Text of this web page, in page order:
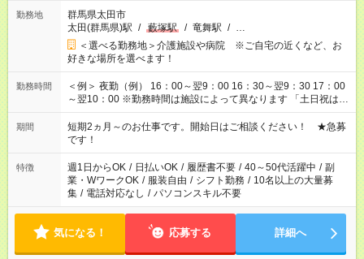
勤務地
群馬県太田市
太田(群馬県)駅 / 藪塚駅 / 竜舞駅 / …
＜選べる勤務地＞介護施設や病院 ※ご自宅の近くなど、お
好きな場所を選べます！
勤務時間
＜例＞ 夜勤（例） 16：00～翌9：00 16：30～翌9：30 17：00
～翌10：00 ※勤務時間は施設によって異なります 「土日祝は休
みたい」 「しっかり稼ぎたい」 「もう少し遅い時間から始めた
い」など ご希望にあったお仕事をご案内いたします。 ※未経験
の方の場合は1～2ヶ月間は日中での仕事を経験いただき、 お
仕事に慣れてからの夜勤になります。 ★家庭の都合でお休みが
必要な場合も遠慮なくご相談ください。
期間
短期2ヵ月～のお仕事です。開始日はご相談ください！ ★急募
です！
特徴 週1日からOK / 日払いOK / 履歴書不要 / 40～50代活躍中 / 副
業・WワークOK / 服装自由 / シフト勤務 / 10名以上の大量募
集 / 電話対応なし / パソコンスキル不要
気になる！ 応募する 詳細へ